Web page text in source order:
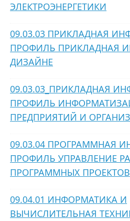
ЭЛЕКТРОЭНЕРГЕТИКИ
09.03.03 ПРИКЛАДНАЯ
ПРОФИЛЬ ПРИКЛАДНАЯ
ДИЗАЙНЕ
09.03.03_ПРИКЛАДНАЯ
ПРОФИЛЬ
ПРЕДПРИЯТИЙ И
09.03.04 ПРОГРАММНАЯ
ПРОФИЛЬ УПРАВЛЕНИЕ
ПРОГРАММНЫХ ПРОЕКТОВ
09.04.01 ИНФОРМАТИКА И
ВЫЧИСЛИТЕЛЬНАЯ